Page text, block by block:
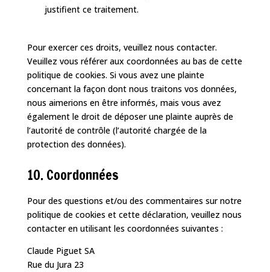
justifient ce traitement.
Pour exercer ces droits, veuillez nous contacter.
Veuillez vous référer aux coordonnées au bas de cette
politique de cookies. Si vous avez une plainte
concernant la façon dont nous traitons vos données,
nous aimerions en être informés, mais vous avez
également le droit de déposer une plainte auprès de
l’autorité de contrôle (l’autorité chargée de la
protection des données).
10. Coordonnées
Pour des questions et/ou des commentaires sur notre
politique de cookies et cette déclaration, veuillez nous
contacter en utilisant les coordonnées suivantes :
Claude Piguet SA
Rue du Jura 23